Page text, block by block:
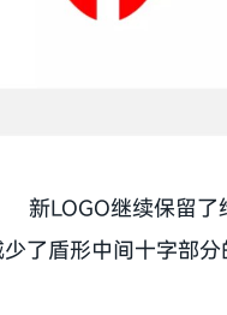
新LOGO继续保留
少了盾形中间十字部分